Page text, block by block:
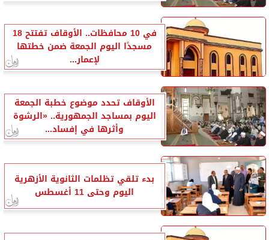
في 10 محافظات.. الأوقاف تفتتح 18
مسجدًا اليوم الجمعة ضمن خطتها
لإعمار...
الأوقاف تحدد موضوع خطبة الجمعة
اليوم بمساجد الجمهورية.. «الرشوة
وأثرها في إفساد...
بدء تلقي تظلمات الثانوية الأزهرية
اليوم وحتى 11 أغسطس